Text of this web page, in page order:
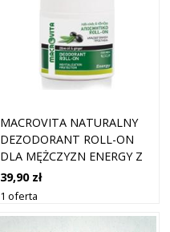
MACROVITA NATURALNY
DEZODORANT ROLL-ON
DLA MĘŻCZYZN ENERGY Z
BIO-OLIWĄ I IMBIREM 50ML
39,90 zł
1 oferta